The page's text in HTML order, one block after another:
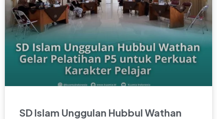
SD Islam Unggulan Hubbul Wathan